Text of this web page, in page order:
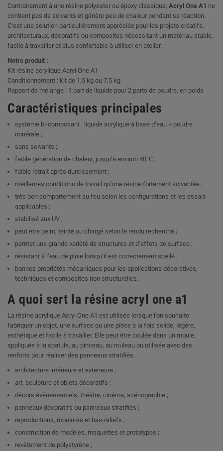
Contrairement à une résine polyester ou époxy classique, Acryl One A1 ne
contient pas de solvants et génère peu de chaleur pendant sa réaction.
C’est une solution particulièrement appréciée pour les projets créatifs,
architecturaux, décoratifs ou composites nécessitant un matériau stable,
facile à travailler et plus confortable à utiliser en atelier.
Notre produit :
Kit résine acrylique Acryl One A1
Conditionnement : kit de 1,5 kg ou 7,5 kg
Rapport de mélange : 1 part de liquide pour 2 parts de poudre, en poids
Caractéristiques principales
système bi-composant : liquide acrylique à base d’eau + poudre
minérale ;
sans solvants ;
faible génération de chaleur, jusqu’à environ 40°C ;
faible retrait après durcissement ;
meilleures conditions de travail qu’une résine fortement solvantée ;
très bon comportement au feu selon les configurations et les essais
applicables ;
stabilisé aux UV ;
peut être peint, teinté ou chargé selon le rendu recherché ;
permet une grande variété de structures et d’effets de surface ;
résistant à l’eau de pluie lorsqu’il est correctement scellé ;
bonnes propriétés mécaniques pour les applications décoratives,
techniques et composites non structurelles.
A quoi sert la résine acryl one a1
La résine acrylique Acryl One A1 est utilisée lorsque l’on souhaite
fabriquer un objet, une surface ou une pièce à la fois solide, légère,
esthétique et facile à travailler. Elle peut être coulée dans un moule,
appliquée à la spatule, au pinceau, au rouleau ou utilisée avec des
renforts pour réaliser des panneaux stratifiés.
architecture intérieure et extérieure ;
art, sculpture et objets décoratifs ;
décors événementiels, théâtre, cinéma, scénographie ;
panneaux décoratifs ou panneaux stratifiés ;
reproductions, moulures et bas-reliefs ;
construction de modèles, maquettes et prototypes ;
revêtement de polystyrène ;